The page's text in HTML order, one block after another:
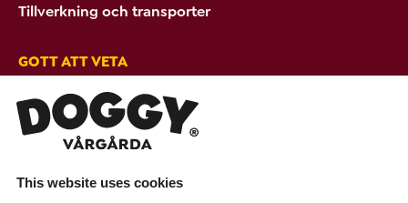
This website uses cookies
Tillverkning och transporter
GOTT ATT VETA
Tips & Råd
Ambassadörer